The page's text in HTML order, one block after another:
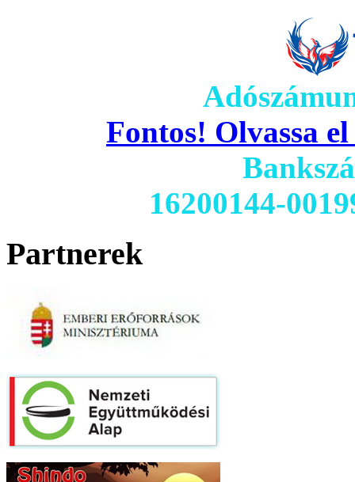
Fontos! Olvassa
16200144-
Partnerek